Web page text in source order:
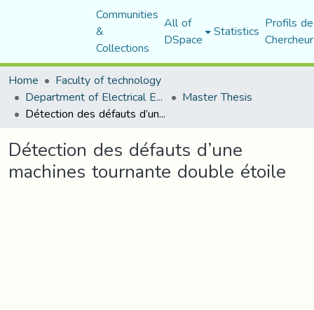
Communities
&
Collections
All of
DSpace Statistics Profils
Home
Faculty of technology
Department of Electrical Engineering Master Thesis
Détection des défauts d’une machines tournante double étoile
Détection des défauts d’une
machines tournante double étoile